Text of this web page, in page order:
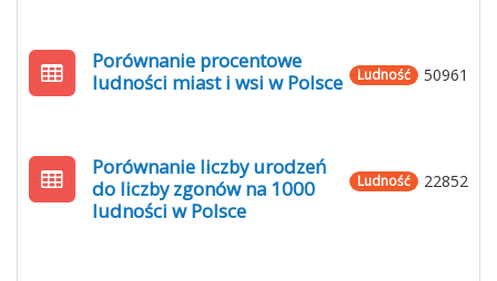
50961
Ludność
Porównanie procentowe
ludności miast i wsi w Polsce
22852
Ludność
Porównanie liczby urodzeń
do liczby zgonów na 1000
ludności w Polsce